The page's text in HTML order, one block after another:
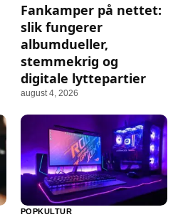
Fankamper på nettet:
slik fungerer
albumdueller,
stemmekrig og
digitale lyttepartier
august 4, 2026
POPKULTUR